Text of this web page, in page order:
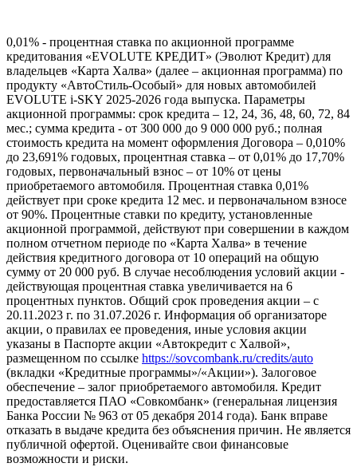
0,01% - процентная ставка по акционной программе
кредитования «EVOLUTE КРЕДИТ» (Эволют Кредит) для
владельцев «Карта Халва» (далее – акционная программа) по
продукту «АвтоСтиль-Особый» для новых автомобилей
EVOLUTE i-SKY 2025-2026 года выпуска. Параметры
акционной программы: срок кредита – 12, 24, 36, 48, 60, 72, 84
мес.; сумма кредита - от 300 000 до 9 000 000 руб.; полная
стоимость кредита на момент оформления Договора – 0,010%
до 23,691% годовых, процентная ставка – от 0,01% до 17,70%
годовых, первоначальный взнос – от 10% от цены
приобретаемого автомобиля. Процентная ставка 0,01%
действует при сроке кредита 12 мес. и первоначальном взносе
от 90%. Процентные ставки по кредиту, установленные
акционной программой, действуют при совершении в каждом
полном отчетном периоде по «Карта Халва» в течение
действия кредитного договора от 10 операций на общую
сумму от 20 000 руб. В случае несоблюдения условий акции -
действующая процентная ставка увеличивается на 6
процентных пунктов. Общий срок проведения акции – с
20.11.2023 г. по 31.07.2026 г. Информация об организаторе
акции, о правилах ее проведения, иные условия акции
указаны в Паспорте акции «Автокредит с Халвой»,
размещенном по ссылке https://sovcombank.ru/credits/auto
(вкладки «Кредитные программы»/«Акции»). Залоговое
обеспечение – залог приобретаемого автомобиля. Кредит
предоставляется ПАО «Совкомбанк» (генеральная лицензия
Банка России № 963 от 05 декабря 2014 года). Банк вправе
отказать в выдаче кредита без объяснения причин. Не является
публичной офертой. Оценивайте свои финансовые
возможности и риски.